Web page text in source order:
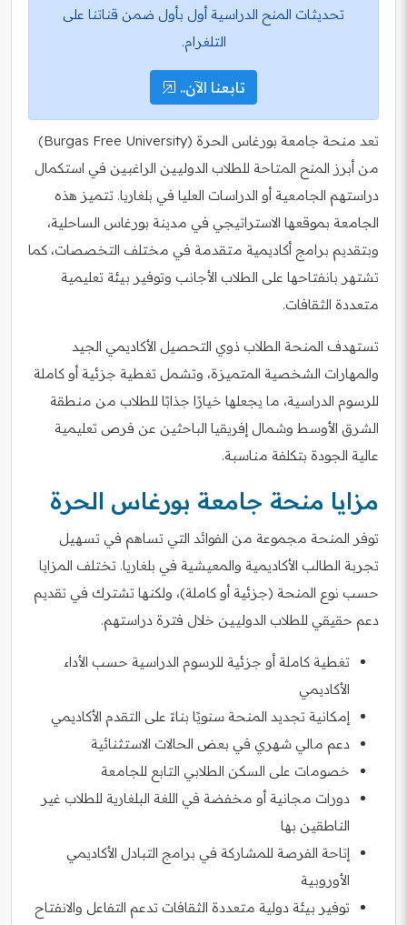
تحديثات المنح الدراسية أول بأول ضمن قناتنا على
التلغرام.
تابعنا الآن..
تعد منحة جامعة بورغاس الحرة (Burgas Free University)
من أبرز المنح المتاحة للطلاب الدوليين الراغبين في استكمال
دراستهم الجامعية أو الدراسات العليا في بلغاريا. تتميز هذه
الجامعة بموقعها الاستراتيجي في مدينة بورغاس الساحلية،
وبتقديم برامج أكاديمية متقدمة في مختلف التخصصات، كما
تشتهر بانفتاحها على الطلاب الأجانب وتوفير بيئة تعليمية
متعددة الثقافات.
تستهدف المنحة الطلاب ذوي التحصيل الأكاديمي الجيد
والمهارات الشخصية المتميزة، وتشمل تغطية جزئية أو كاملة
للرسوم الدراسية، ما يجعلها خيارًا جذابًا للطلاب من منطقة
الشرق الأوسط وشمال إفريقيا الباحثين عن فرص تعليمية
عالية الجودة بتكلفة مناسبة.
مزايا منحة جامعة بورغاس الحرة
توفر المنحة مجموعة من الفوائد التي تساهم في تسهيل
تجربة الطالب الأكاديمية والمعيشية في بلغاريا. تختلف المزايا
حسب نوع المنحة (جزئية أو كاملة)، ولكنها تشترك في تقديم
دعم حقيقي للطلاب الدوليين خلال فترة دراستهم.
تغطية كاملة أو جزئية للرسوم الدراسية حسب الأداء
الأكاديمي
إمكانية تجديد المنحة سنويًا بناءً على التقدم الأكاديمي
دعم مالي شهري في بعض الحالات الاستثنائية
خصومات على السكن الطلابي التابع للجامعة
دورات مجانية أو مخفضة في اللغة البلغارية للطلاب غير
الناطقين بها
إتاحة الفرصة للمشاركة في برامج التبادل الأكاديمي
الأوروبية
توفير بيئة دولية متعددة الثقافات تدعم التفاعل والانفتاح